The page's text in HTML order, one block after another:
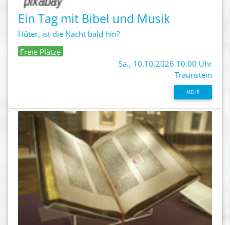
Ein Tag mit Bibel und Musik
Hüter, ist die Nacht bald hin?
Freie Plätze
Sa., 10.10.2026 10:00 Uhr
Traunstein
MEHR